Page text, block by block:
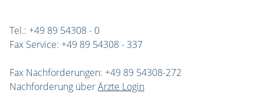
Tel.: +49 89 54308 - 0
Fax Service: +49 89 54308 - 337
Fax Nachforderungen: +49 89 54308-272
Nachforderung überÄrzte Login